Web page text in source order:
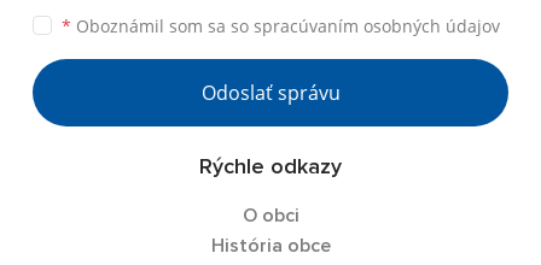
* Oboznámil som sa so spracúvaním osobných údajov
Odoslať správu
Rýchle odkazy
O obci
História obce